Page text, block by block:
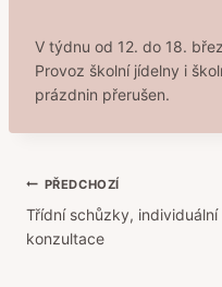
V týdnu od 12. do 18.
Provoz školní jídelny i
prázdnin přerušen.
Navigace
pro
PŘEDCHOZÍ
Třídní schůzky, individuální
konzultace